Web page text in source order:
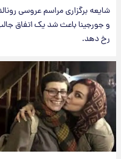
شایعه برگزاری مراسم عروسی رونالدو
و جورجینا باعث شد یک اتفاق جالب
رخ دهد.